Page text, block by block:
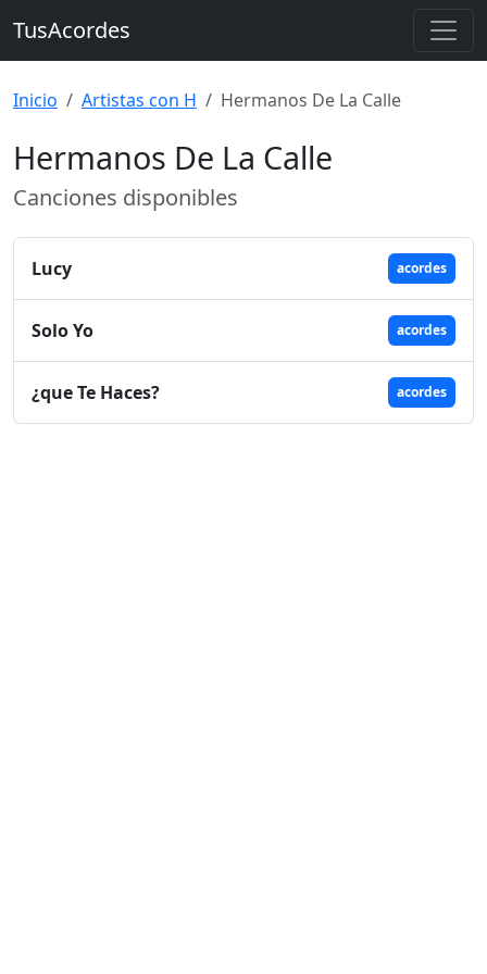
TusAcordes
Inicio Artistas con H Hermanos De La Calle
Hermanos De La Calle
Canciones disponibles
Lucy acordes
Solo Yo acordes
¿que Te Haces? acordes